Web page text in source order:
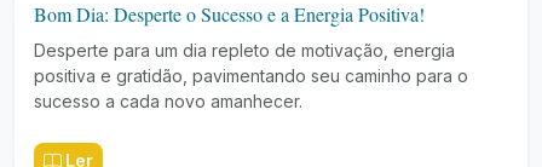
Bom Dia: Desperte o Sucesso e a Energia Positiva!
Desperte para um dia repleto de motivação, energia
positiva e gratidão, pavimentando seu caminho para o
sucesso a cada novo amanhecer.
Ler